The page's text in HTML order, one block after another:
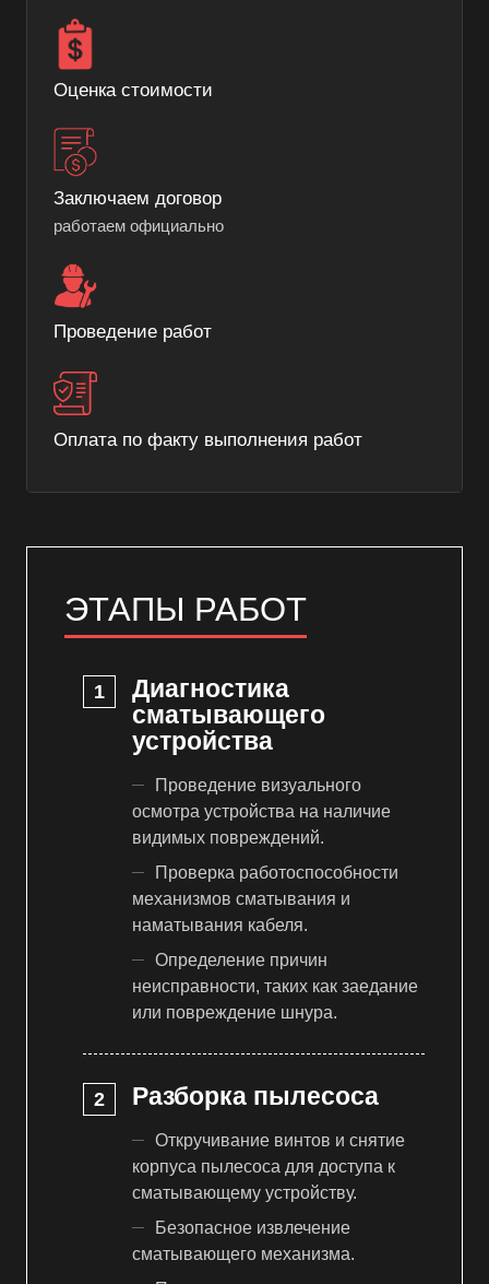
Оценка стоимости
Заключаем договор
работаем официально
Проведение работ
Оплата по факту выполнения работ
ЭТАПЫ РАБОТ
Диагностика
сматывающего
устройства
Проведение визуального
осмотра устройства на наличие
видимых повреждений.
Проверка работоспособности
механизмов сматывания и
наматывания кабеля.
Определение причин
неисправности, таких как заедание
или повреждение шнура.
Разборка пылесоса
Откручивание винтов и снятие
корпуса пылесоса для доступа к
сматывающему устройству.
Безопасное извлечение
сматывающего механизма.